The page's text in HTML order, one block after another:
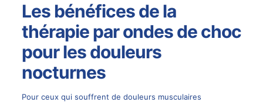
Les bénéfices de la
thérapie par ondes de choc
pour les douleurs
nocturnes
Pour ceux qui souffrent de douleurs musculaires